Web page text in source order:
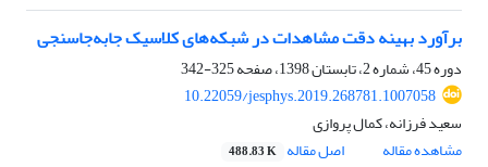
برآورد بهینه دقت مشاهدات در شبکه‌های کلاسیک جابه‌جاسنجی
دوره 45، شماره 2، تابستان 1398، صفحه
325-342
10.22059/jesphys.2019.268781.1007058
سعید فرزانه، کمال پروازی
مشاهده مقاله
اصل مقاله 488.83 K